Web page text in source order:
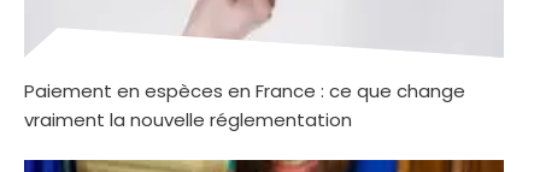
Paiement en espèces en France : ce que change
vraiment la nouvelle réglementation